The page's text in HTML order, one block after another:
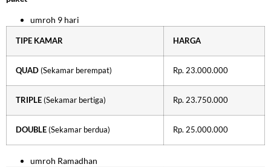
umroh 9 hari
TIPE KAMAR HARGA
QUAD (Sekamar berempat) Rp. 23.000.000
TRIPLE (Sekamar bertiga) Rp. 23.750.000
DOUBLE (Sekamar berdua) Rp. 25.000.000
umroh Ramadhan